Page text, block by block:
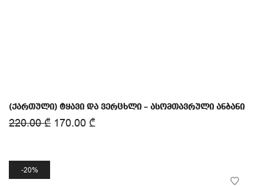
(ქართული) ტყავი და ვერცხლი – ასომთავრული ანბანი
220.00₾ 170.00 ₾
20%